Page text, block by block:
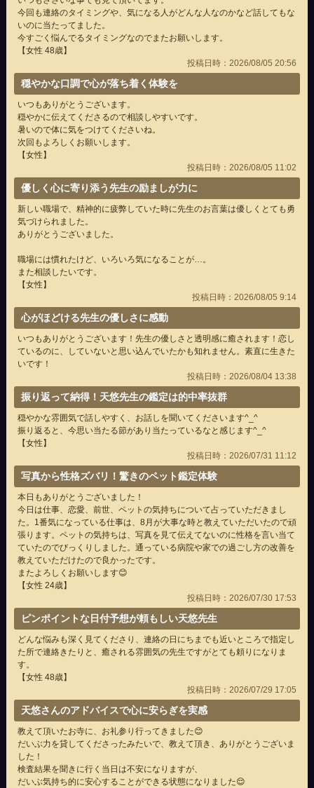
今回も連絡のタイミングや、気になる人がどんな人なのかなど話してもな
いのに当たってました。
今すごく悩んでるタイミングなのでまたお願いします。
【女性 48歳】
投稿日時：2026/08/05 20:56
穏やかな口調で心が落ち着く体験を
いつもありがとうございます。
穏やかに伝えてくださるので相談しやすいです。
暑いので体に気をつけてくださいね。
次回もよろしくお願いします。
【女性】
投稿日時：2026/08/05 11:02
優しく心に寄り添う先生の励ましが力に
新しい職場で、精神的に疲弊していた時に先生のお言葉は優しくとても勇
気づけられました。
ありがとうございました。
職場には慣れたけど、いろいろ気になることが…。
また相談したいです。
【女性】
投稿日時：2026/08/05 9:14
心がほどける先生の優しさに感動
いつもありがとうございます！先生の優しさと透明感に癒されます！恋し
ているのに、していないと思い込んでいたかも知れません。素直に生きた
いです！
投稿日時：2026/08/04 13:38
振り返って納得！天悠先生の鑑定は的中率抜群
穏やかな雰囲気で話しやすく、お話しを聞いてくださいます^_^
振り返ると、今思い当たる節があり当たっているなと感じます^_^
【女性】
投稿日時：2026/07/31 11:12
写真から性格ズバリ！驚きのペット鑑定体験
本日もありがとうございました！
今日は仕事、恋愛、前世、ペットの気持ちについて占っていただきまし
た。1番気になっている仕事は、8月が大事な時と教えていただいたので頑
張ります。ペットの気持ちは、写真を見て伝えてないのに性格を言い当て
ていたのでびっくりしました。通っている病院や家での過ごし方の改善を
教えていただけたので良かったです。
またよろしくお願いします😊
【女性 24歳】
投稿日時：2026/07/30 17:53
ピンポイントな日付予想が頼もしい天悠先生
どんな悩みも深く見てくださり、連絡の日にちまでも近いところで指定し
た所で連絡きたりと、癒される雰囲気の先生ですがとても頼りになりま
す。
【女性 48歳】
投稿日時：2026/07/29 17:05
天悠さんのアドバイスで心に安らぎを実感
教えて頂いたお寺に、お礼参り行ってきました😊
だいぶ力を貸してくださったみたいで、教えて頂き、ありがとうございま
した！
検査結果を聞きに行く当日は不安になりますが、
だいぶ気持ち的に安心することができる状態になりました😌